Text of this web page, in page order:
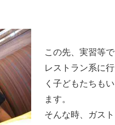
この先、実習等で
レストラン系に行
く子どもたちもい
ます。
そんな時、ガスト